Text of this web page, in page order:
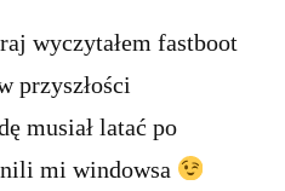
wyczytałem fastboot
przyszłości
musiał latać po
mi windowsa